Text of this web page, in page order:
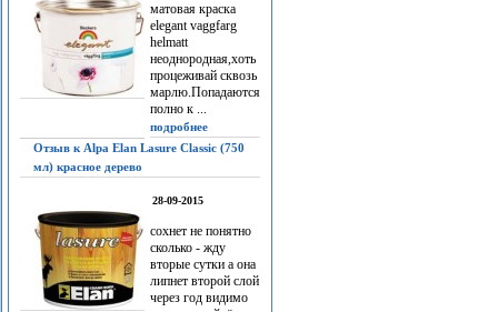
матовая краска
elegant vaggfarg
helmatt
неоднородная,хоть
процеживай сквозь
марлю.Попадаются
полно к ...
подробнее
Отзыв к Alpa Elan Lasure Classic (750
мл) красное дерево
28-09-2015
сохнет не понятно
сколько - жду
вторые сутки а она
липнет второй слой
через год видимо